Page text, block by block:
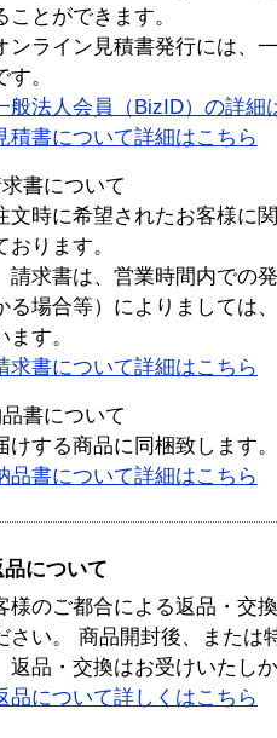
ことができます。
ンライン見積書発行には、
す。
般法人会員（BizID）の詳細
積書について詳細はこちら
書について
文時に希望されたお客様に
おります。
請求書は、営業時間内での
る場合等）によりましては
ます。
求書について詳細はこちら
書について
けする商品に同梱致します。
品書について詳細はこちら
品について
様のご都合による返品・交
さい。 商品開封後、または
返品・交換はお受けいたし
品について詳しくはこちら